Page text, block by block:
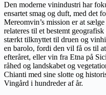
Den moderne vinindustri har
ensartet smag og duft, med det
Mereomvin’s mission er at
relateres til et bestemt
stærkt tilknyttet til druen og
en barolo, fordi den vil få os til
efteråret, eller vin fra Etna på
råhed og landskabet og
Chianti med sine slotte og
Vingård i hundreder af år.